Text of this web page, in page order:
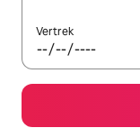
Vertrek